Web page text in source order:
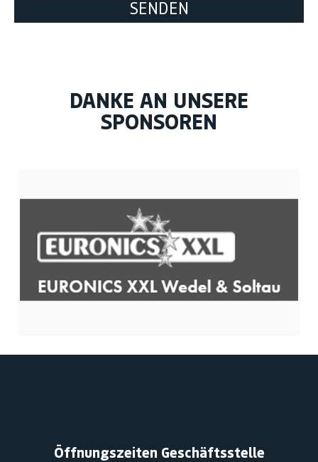
SENDEN
DANKE AN UNSERE
SPONSOREN
Öffnungszeiten Geschäftsstelle